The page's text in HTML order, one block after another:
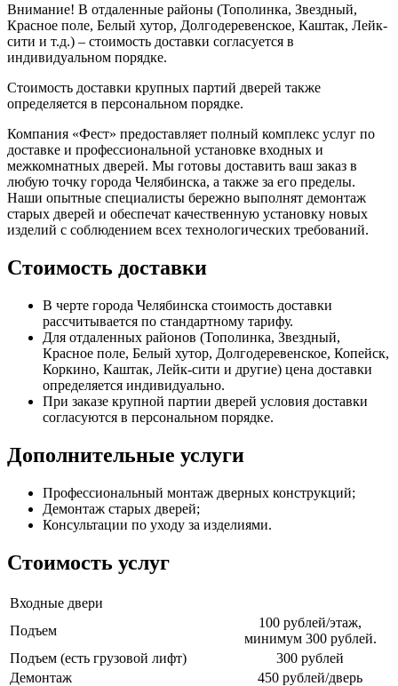
Внимание! В отдаленные районы (Тополинка, Звездный,
Красное поле, Белый хутор, Долгодеревенское, Каштак, Лейк-
сити и т.д.) – стоимость доставки согласуется в
индивидуальном порядке.
Стоимость доставки крупных партий дверей также
определяется в персональном порядке.
Компания «Фест» предоставляет полный комплекс услуг по
доставке и профессиональной установке входных и
межкомнатных дверей. Мы готовы доставить ваш заказ в
любую точку города Челябинска, а также за его пределы.
Наши опытные специалисты бережно выполнят демонтаж
старых дверей и обеспечат качественную установку новых
изделий с соблюдением всех технологических требований.
Стоимость доставки
В черте города Челябинска стоимость доставки
рассчитывается по стандартному тарифу.
Для отдаленных районов (Тополинка, Звездный,
Красное поле, Белый хутор, Долгодеревенское, Копейск,
Коркино, Каштак, Лейк-сити и другие) цена доставки
определяется индивидуально.
При заказе крупной партии дверей условия доставки
согласуются в персональном порядке.
Дополнительные услуги
Профессиональный монтаж дверных конструкций;
Демонтаж старых дверей;
Консультации по уходу за изделиями.
Стоимость услуг
Входные двери
Подъем
100 рублей/этаж,
минимум 300 рублей.
Подъем (есть грузовой лифт)
300 рублей
Демонтаж
450 рублей/дверь